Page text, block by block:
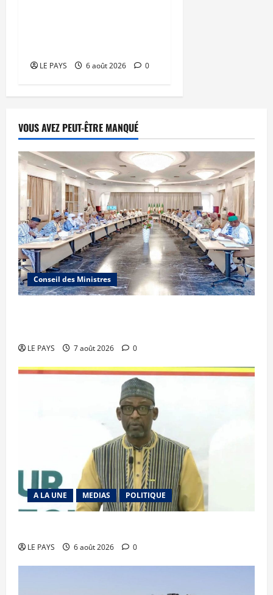
LE PAYS 6 août 2026 0
VOUS AVEZ PEUT-ÊTRE MANQUÉ
Conseil des Ministres
LE PAYS 7 août 2026 0
A LA UNE MEDIAS POLITIQUE
LE PAYS 6 août 2026 0